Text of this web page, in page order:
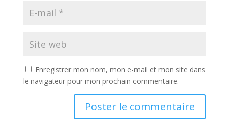
Enregistrer mon nom, mon e-mail et mon site dans
le navigateur pour mon prochain commentaire.